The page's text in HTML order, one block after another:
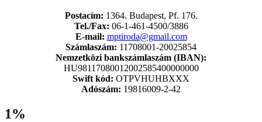
Postacím: 1364. Budapest, Pf. 176.
Tel./Fax: 06-1-461-4500/3886
E-mail: mptiroda@gmail.com
Számlaszám: 11708001-20025854
Nemzetközi bankszámlaszám (IBAN):
HU98117080012002585400000000
Swift kód: OTPVHUHBXXX
Adószám: 19816009-2-42
1%